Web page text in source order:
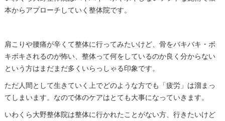
本からアプローチしていく整体院です。
肩こりや腰痛が辛くて整体に行ってみたいけど、骨をバキバキ・ボ
キボキされるのが怖い、整体って何をしているのか良く分からない
という方はまだまだ多くいらっしゃる印象です。
ただ人間として生きていく上でどのような方でも「疲労」は溜まっ
てしまいます。なので体のケアはとても大事になっていきます。
いわくら大野整体院は整体に行かれたことがない方、行きたいけど